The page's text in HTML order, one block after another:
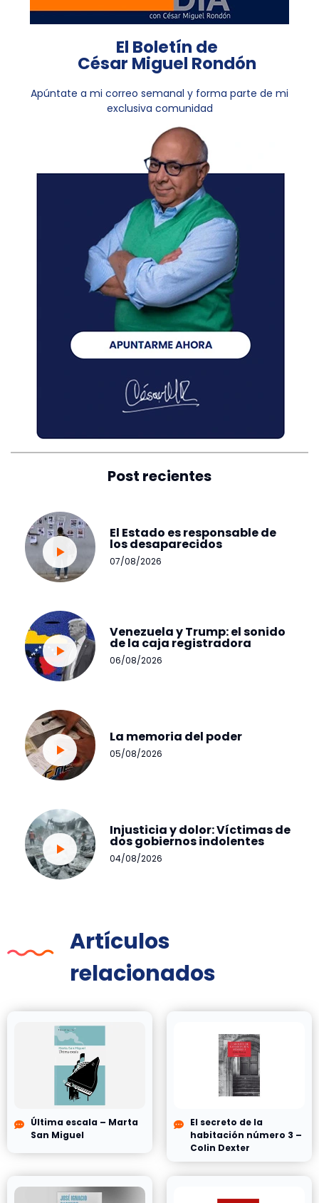
El Boletín de
César Miguel Rondón
Apúntate a mi correo semanal y forma parte de mi
exclusiva comunidad
Post recientes
El Estado es responsable de
los desaparecidos
07/08/2026
Venezuela y Trump: el sonido
de la caja registradora
06/08/2026
La memoria del poder
05/08/2026
Injusticia y dolor: Víctimas de
dos gobiernos indolentes
04/08/2026
Artículos
relacionados
Última escala – Marta
San Miguel
El secreto de la
habitación número 3 –
Colin Dexter